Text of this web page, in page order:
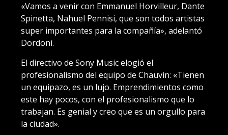
«Vamos a venir con Emmanuel Horvilleur, Dante
Spinetta, Nahuel Pennisi, que son todos artistas
super importantes para la compañía», adelantó
Dordoni.
El directivo de Sony Music elogió el
profesionalismo del equipo de Chauvin: «Tienen
un equipazo, es un lujo. Emprendimientos como
este hay pocos, con el profesionalismo que lo
trabajan. Es genial y creo que es un orgullo para
la ciudad».